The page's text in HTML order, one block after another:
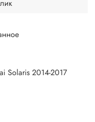
Solaris 2014-2017